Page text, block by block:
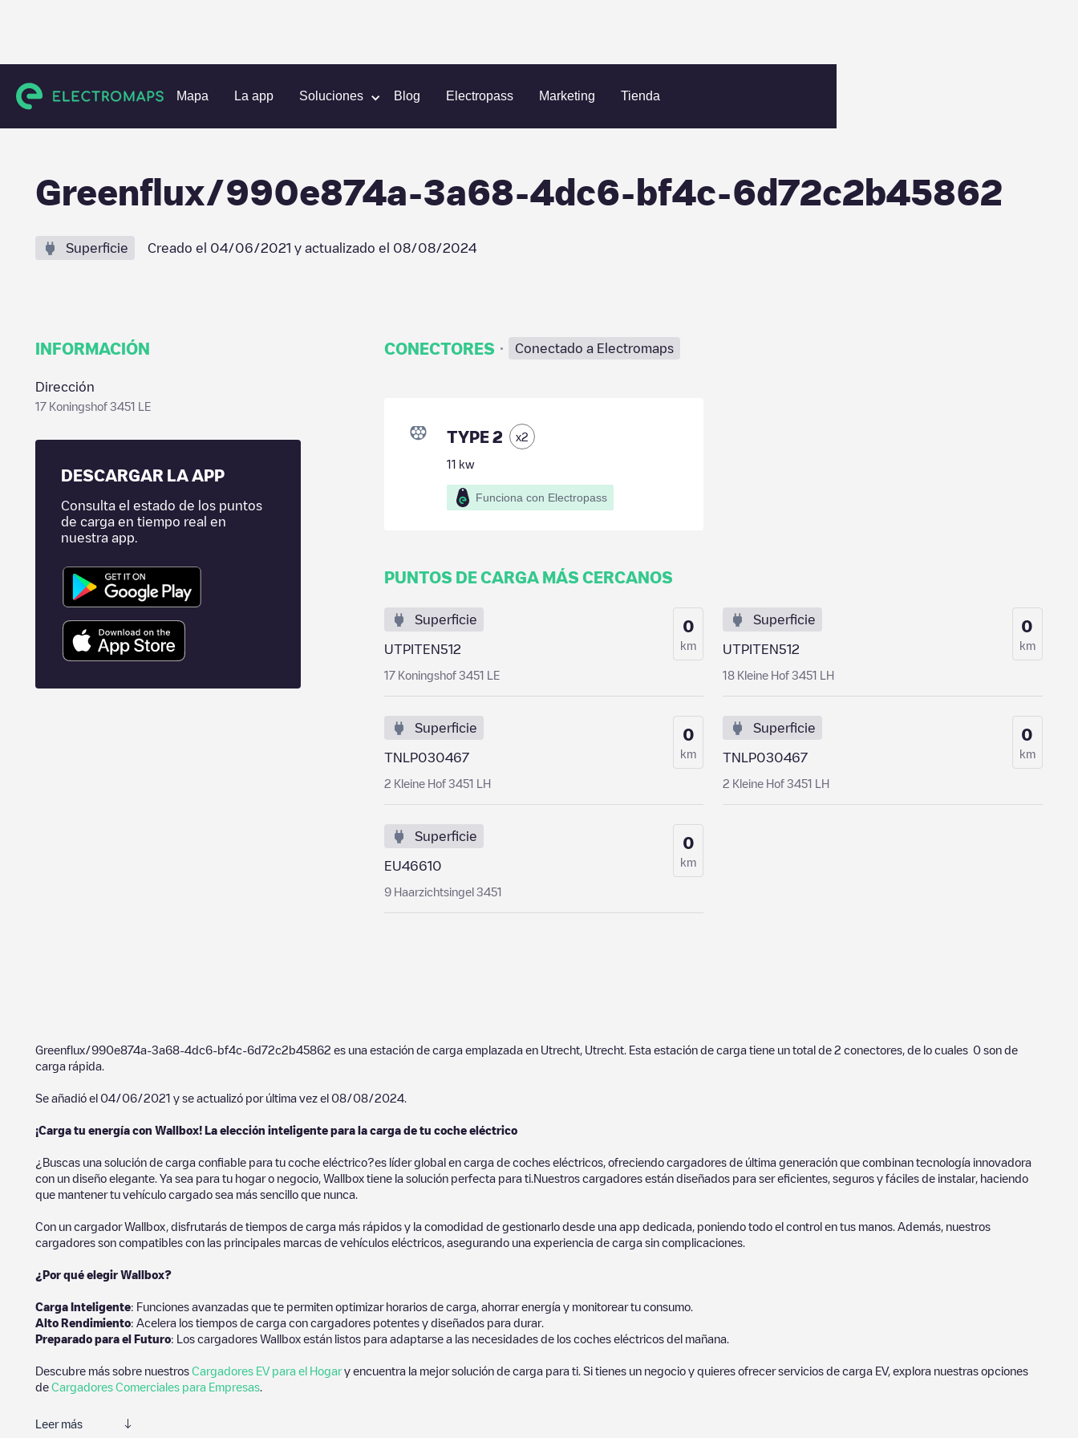
Mapa La app Soluciones Blog Electropass Marketing Tienda
Estaciones de carga Países Bajos Utrecht Utrecht Greenflux/990e874a-3a68-4dc6-bf4c-6d72c2b45862
Greenflux/990e874a-3a68-4dc6-bf4c-6d72c2b45862
Superficie Creado el 04/06/2021 y actualizado el 08/08/2024
INFORMACIÓN
Dirección
17 Koningshof 3451 LE
DESCARGAR LA APP
Consulta el estado de los puntos
de carga en tiempo real en
nuestra app.
CONECTORES · Conectado a Electromaps
TYPE 2 x2
11 kw
Funciona con Electropass
PUNTOS DE CARGA MÁS CERCANOS
Superficie
UTPITEN512
17 Koningshof 3451 LE
0
km
Superficie
UTPITEN512
18 Kleine Hof 3451 LH
0
km
Superficie
TNLP030467
2 Kleine Hof 3451 LH
0
km
Superficie
TNLP030467
2 Kleine Hof 3451 LH
0
km
Superficie
EU46610
9 Haarzichtsingel 3451
0
km
Greenflux/990e874a-3a68-4dc6-bf4c-6d72c2b45862 es una estación de carga emplazada en Utrecht Utrecht . Esta estación de carga tiene un total de 2 conectores, de lo cuales 0 son de
carga rápida.
Se añadió el 04/06/2021 y se actualizó por última vez el 08/08/2024
¡Carga tu energía con Wallbox! La elección inteligente para la carga de tu coche eléctrico
¿Buscas una solución de carga confiable para tu coche eléctrico?es líder global en carga de coches eléctricos, ofreciendo cargadores de última generación que combinan tecnología innovadora
con un diseño elegante. Ya sea para tu hogar o negocio, Wallbox tiene la solución perfecta para ti.Nuestros cargadores están diseñados para ser eficientes, seguros y fáciles de instalar, haciendo
que mantener tu vehículo cargado sea más sencillo que nunca.
Con un cargador Wallbox, disfrutarás de tiempos de carga más rápidos y la comodidad de gestionarlo desde una app dedicada, poniendo todo el control en tus manos. Además, nuestros
cargadores son compatibles con las principales marcas de vehículos eléctricos, asegurando una experiencia de carga sin complicaciones.
¿Por qué elegir Wallbox?
Carga Inteligente: Funciones avanzadas que te permiten optimizar horarios de carga, ahorrar energía y monitorear tu consumo.
Alto Rendimiento: Acelera los tiempos de carga con cargadores potentes y diseñados para durar.
Preparado para el Futuro: Los cargadores Wallbox están listos para adaptarse a las necesidades de los coches eléctricos del mañana.
Descubre más sobre nuestros Cargadores EV para el Hogary encuentra la mejor solución de carga para ti. Si tienes un negocio y quieres ofrecer servicios de carga EV, explora nuestras opciones
de Cargadores Comerciales para Empresas
Leer más